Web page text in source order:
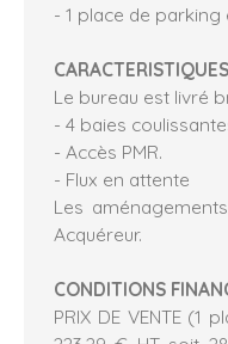
- 1 place de parking
Le bureau est livré
- 4 baies
- Accès PMR.
- Flux en attente
Les
Acquéreur.
CONDITIONS
PRIX DE VENTE